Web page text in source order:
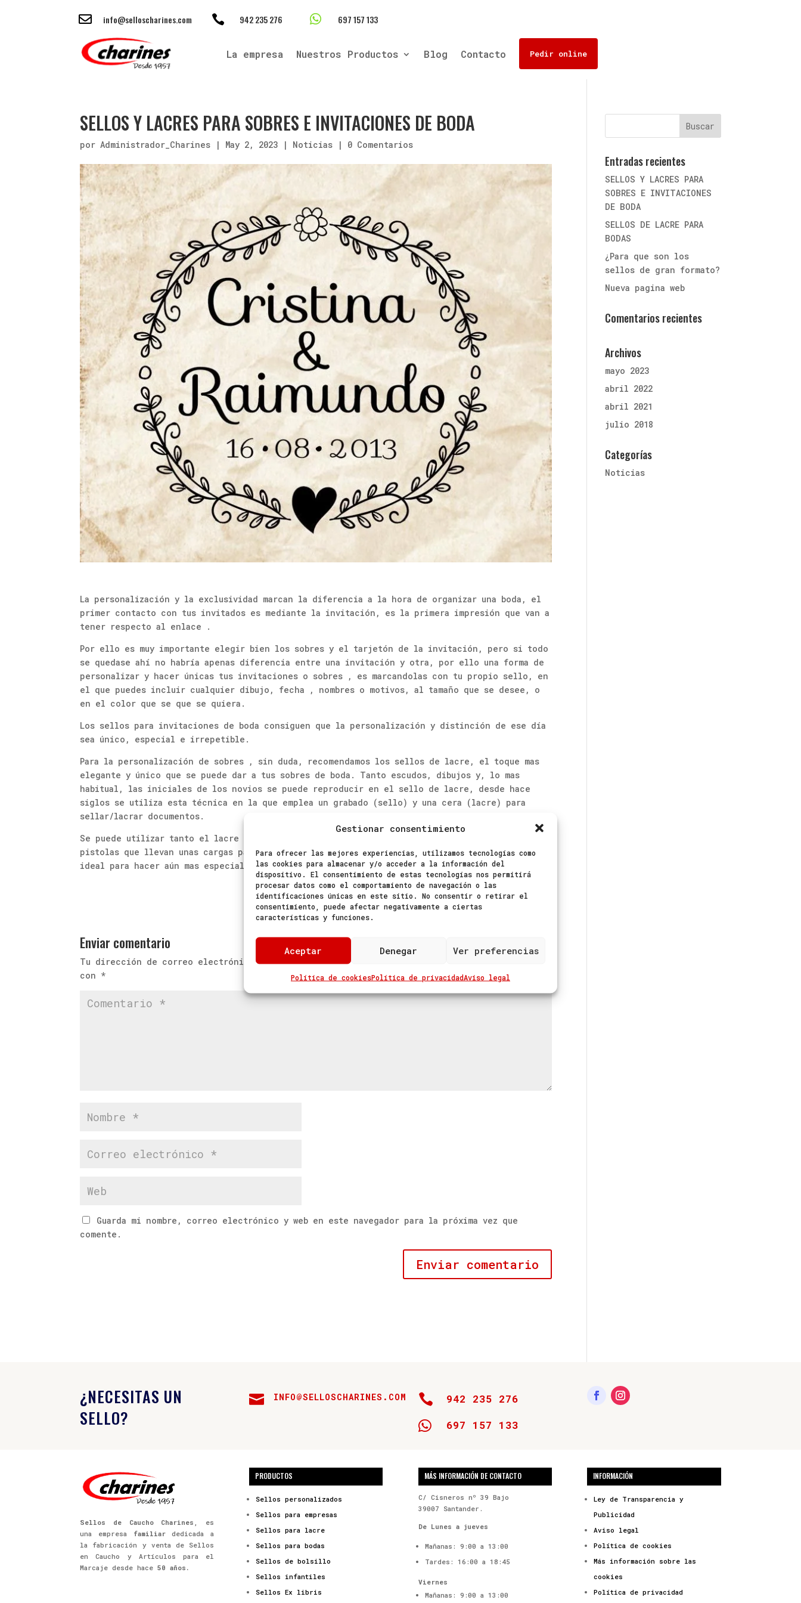
Gestionar consentimiento
Para ofrecer las mejores experiencias, utilizamos tecnologías como
las cookies para almacenar y/o acceder a la información del
dispositivo. El consentimiento de estas tecnologías nos permitirá
procesar datos como el comportamiento de navegación o las
identificaciones únicas en este sitio. No consentir o retirar el
consentimiento, puede afectar negativamente a ciertas
características y funciones.
Aceptar Denegar Ver preferencias
Política de cookiesPolítica de privacidadAviso legal
 info@selloscharines.com  942 235 276  697 157 133
La empresa Nuestros Productos Blog Contacto Pedir online
SELLOS Y LACRES PARA SOBRES E INVITACIONES DE BODA
porAdministrador_Charines | May 2, 2023 | Noticias | 0 Comentarios
La personalización y la exclusividad marcan la diferencia a la hora de organizar una boda, el
primer contacto con tus invitados es mediante la invitación, es la primera impresión que van a
tener respecto al enlace .
Por ello es muy importante elegir bien los sobres y el tarjetón de la invitación, pero si todo
se quedase ahí no habría apenas diferencia entre una invitación y otra, por ello una forma de
personalizar y hacer únicas tus invitaciones o sobres , es marcandolas con tu propio sello, en
el que puedes incluir cualquier dibujo, fecha , nombres o motivos, al tamaño que se desee, o
en el color que se que se quiera.
Los sellos para invitaciones de boda consiguen que la personalización y distinción de ese día
sea único, especial e irrepetible.
Para la personalización de sobres , sin duda, recomendamos los sellos de lacre, el toque mas
elegante y único que se puede dar a tus sobres de boda. Tanto escudos, dibujos y, lo mas
habitual, las iniciales de los novios se puede reproducir en el sello de lacre, desde hace
siglos se utiliza esta técnica en la que emplea un grabado (sello) y una cera (lacre) para
sellar/lacrar documentos.
Se puede utilizar tanto el lacre postal, cera que cristaliza al enfriarse, como las modernas
pistolas que llevan unas cargas para hacer mas fácil su marcaje, cualquiera de las opciones es
ideal para hacer aún mas especial y único el día del enlace.
Enviar comentario
Tu dirección de correo electrónico no será publicada.
con *
Guarda mi nombre, correo electrónico y web en este navegador para la próxima vez que
comente.
Entradas recientes
SELLOS Y LACRES PARA
SOBRES E INVITACIONES
DE BODA
SELLOS DE LACRE PARA
BODAS
¿Para que son los
sellos de gran formato?
Nueva pagina web
Comentarios recientes
Archivos
mayo 2023
abril 2022
abril 2021
julio 2018
Categorías
Noticias
¿NECESITAS UN
SELLO?
 INFO@SELLOSCHARINES.COM  942 235 276
 697 157 133
Sellos de Caucho Charines , es
una empresa familiardedicada a
la fabricación y venta de Sellos
en Caucho y Artículos para el
Marcaje desde hace50 años.
PRODUCTOS
Sellos personalizados
Sellos para empresas
Sellos para lacre
Sellos para bodas
Sellos de bolsillo
Sellos infantiles
Sellos Ex libris
MÁS INFORMACIÓN DE CONTACTO
C/ Cisneros nº 39 Bajo
39007 Santander.
De Lunes a jueves
Mañanas: 9:00 a 13:00
Tardes: 16:00 a 18:45
Viernes
Mañanas: 9:00 a 13:00
INFORMACIÓN
Ley de Transparencia y
Publicidad
Aviso legal
Política de cookies
Más información sobre las
cookies
Política de privacidad